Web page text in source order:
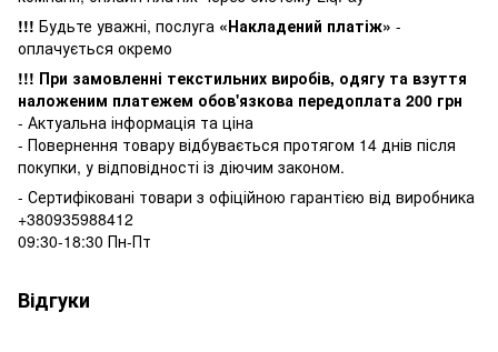
!!! Будьте уважні, послуга «Накладений платіж» -
оплачується окремо
!!! При замовленні текстильних виробів, одягу та взуття
наложеним платежем обов'язкова передоплата 200 грн
- Актуальна інформація та ціна
- Повернення товару відбувається протягом 14 днів після
покупки, у відповідності із діючим законом.
- Сертифіковані товари з офіційною гарантією від виробника
+380935988412
09:30-18:30 Пн-Пт
Відгуки